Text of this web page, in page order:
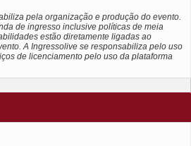
pela organização e produção do evento.
de ingresso inclusive políticas de meia
estão diretamente ligadas ao
A Ingressolive se responsabiliza pelo uso
de licenciamento pelo uso da plataforma